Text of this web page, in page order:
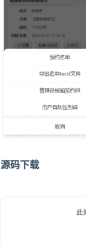
源码下载
此